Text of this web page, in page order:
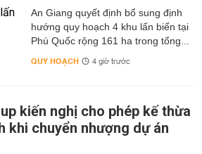
An Giang quyết định bổ sung định
hướng quy hoạch 4 khu lấn biển tại
Phú Quốc rộng 161 ha trong tổng...
QUY HOẠCH 4 giờ trước
kiến nghị cho phép kế thừa
khi chuyển nhượng dự án